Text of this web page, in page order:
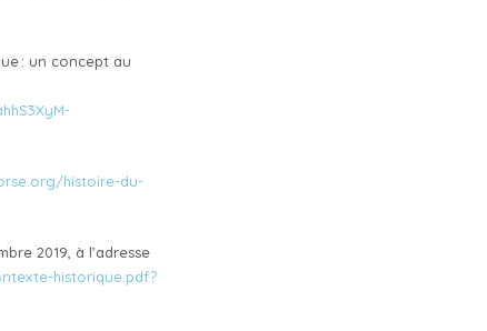
: un concept au
histoire-du-
2019, à l’adresse
historique.pdf?